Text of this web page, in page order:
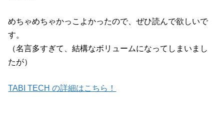
めちゃめちゃかっこよかったので、ぜひ読んで欲しいで
す。
（名言多すぎて、結構なボリュームになってしまいまし
たが）
TABI TECH の詳細はこちら！